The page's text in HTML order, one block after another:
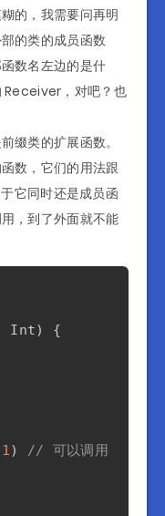
的，我需要问再明
的类的成员函数
数名左边的是什
Receiver，对吧？也
缀类的扩展函数。
数，它们的用法跟
它同时还是成员函
，到了外面就不能
Int)
{
1) // 可以调用